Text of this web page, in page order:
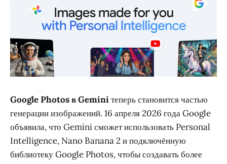
Google Photos в Geminiтеперь становится частью
генерации изображений. 16 апреля 2026 года Google
объявила, что Gemini сможет использовать Personal
Intelligence, Nano Banana 2 и подключённую
библиотеку Google Photos, чтобы создавать более